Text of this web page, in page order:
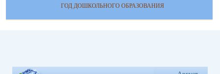
ГОД ДОШКОЛЬНОГО ОБРАЗОВАНИЯ